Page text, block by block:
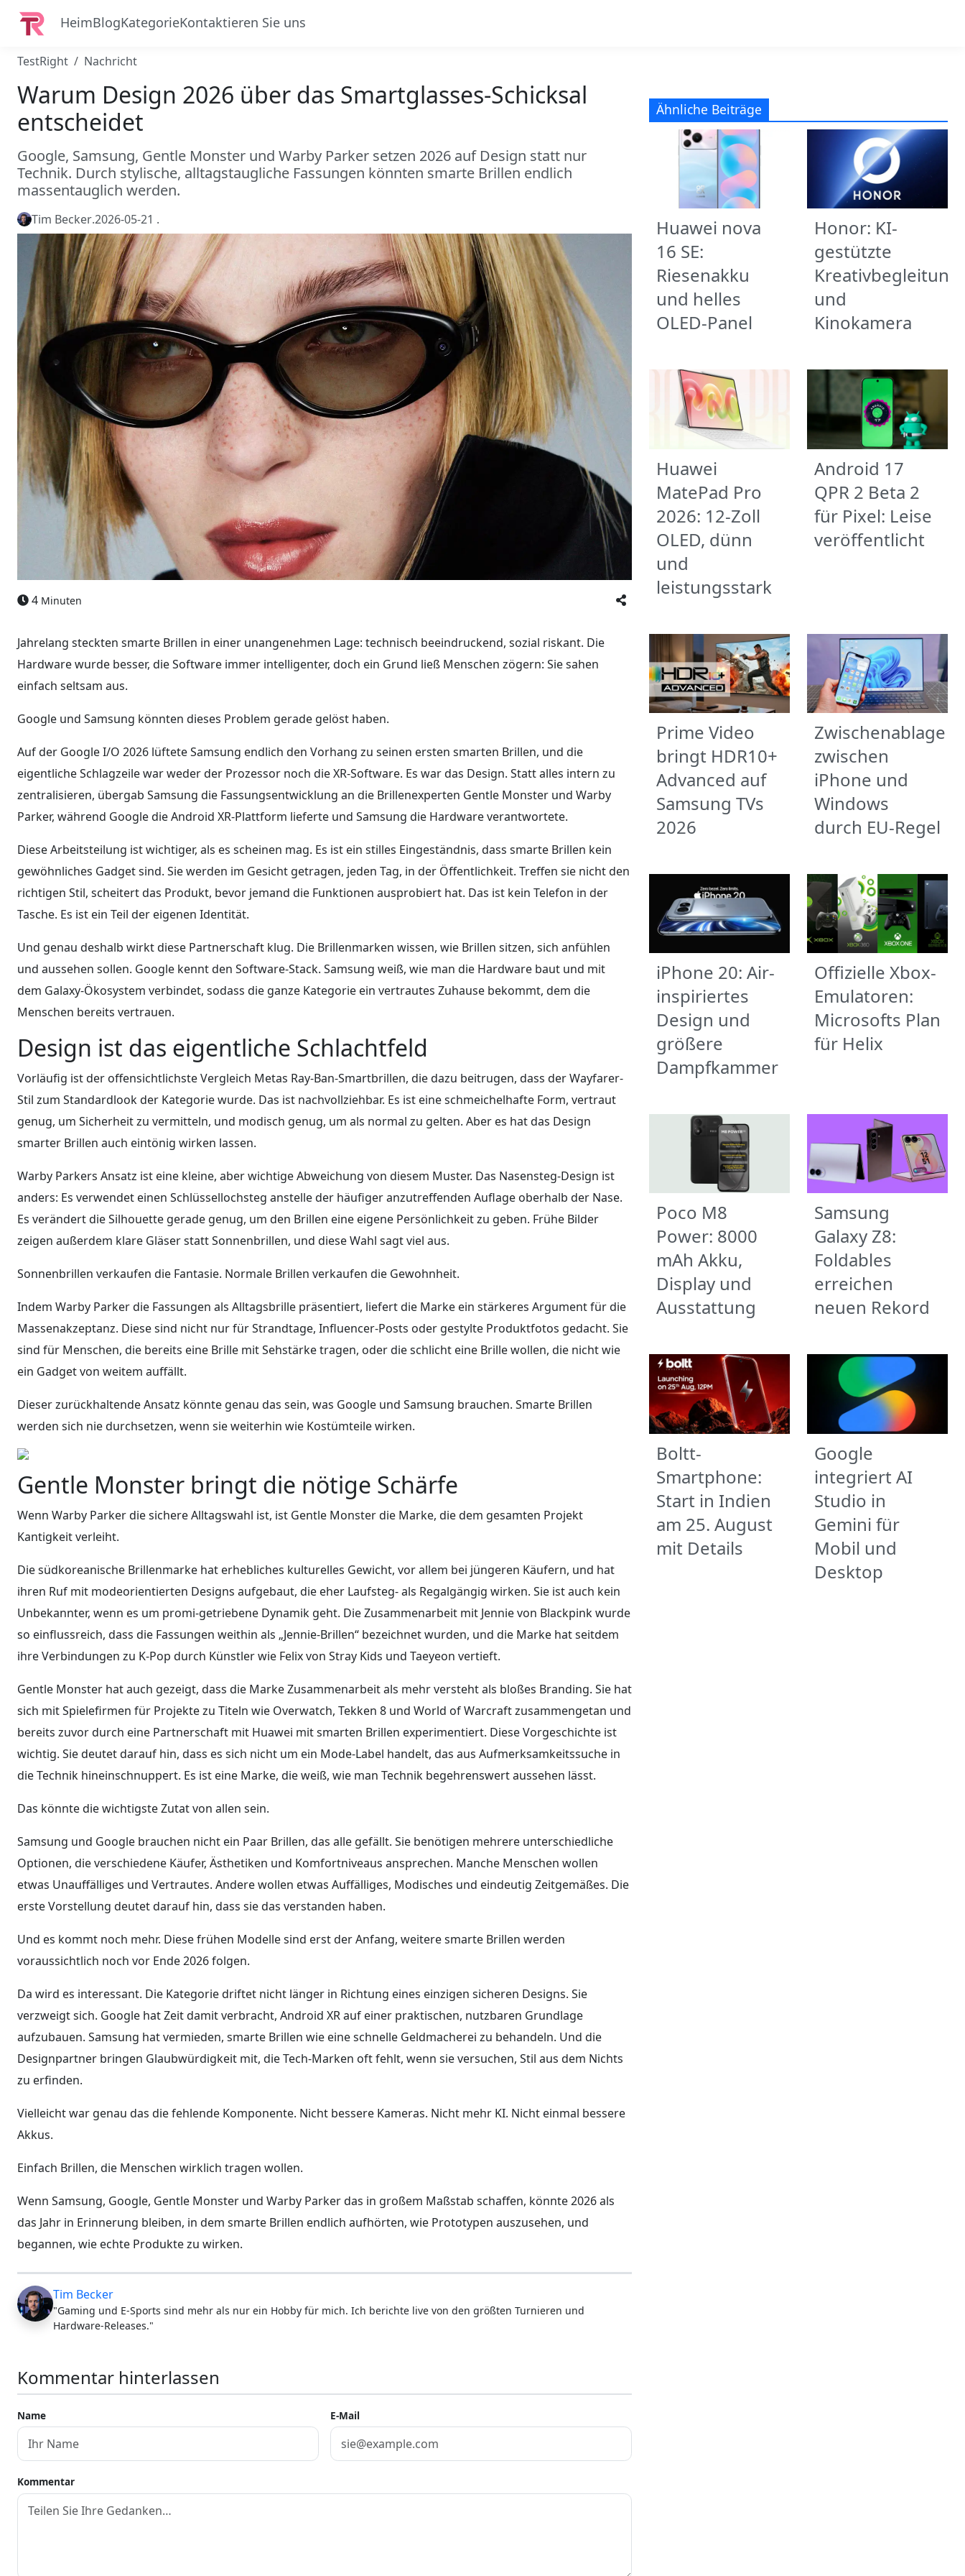
HeimBlogKategorieKontaktieren Sie uns
TestRight Nachricht
Warum Design 2026 über das Smartglasses-Schicksal
entscheidet
Google, Samsung, Gentle Monster und Warby Parker setzen 2026 auf Design statt nur
Technik. Durch stylische, alltagstaugliche Fassungen könnten smarte Brillen endlich
massentauglich werden.
Tim Becker.2026-05-21 .
4 Minuten
Jahrelang steckten smarte Brillen in einer unangenehmen Lage: technisch beeindruckend, sozial riskant. Die
Hardware wurde besser, die Software immer intelligenter, doch ein Grund ließ Menschen zögern: Sie sahen
einfach seltsam aus.
Google und Samsung könnten dieses Problem gerade gelöst haben.
Auf der Google I/O 2026 lüftete Samsung endlich den Vorhang zu seinen ersten smarten Brillen, und die
eigentliche Schlagzeile war weder der Prozessor noch die XR-Software. Es war das Design. Statt alles intern zu
zentralisieren, übergab Samsung die Fassungsentwicklung an die Brillenexperten Gentle Monster und Warby
Parker, während Google die Android XR-Plattform lieferte und Samsung die Hardware verantwortete.
Diese Arbeitsteilung ist wichtiger, als es scheinen mag. Es ist ein stilles Eingeständnis, dass smarte Brillen kein
gewöhnliches Gadget sind. Sie werden im Gesicht getragen, jeden Tag, in der Öffentlichkeit. Treffen sie nicht den
richtigen Stil, scheitert das Produkt, bevor jemand die Funktionen ausprobiert hat. Das ist kein Telefon in der
Tasche. Es ist ein Teil der eigenen Identität.
Und genau deshalb wirkt diese Partnerschaft klug. Die Brillenmarken wissen, wie Brillen sitzen, sich anfühlen
und aussehen sollen. Google kennt den Software-Stack. Samsung weiß, wie man die Hardware baut und mit
dem Galaxy-Ökosystem verbindet, sodass die ganze Kategorie ein vertrautes Zuhause bekommt, dem die
Menschen bereits vertrauen.
Design ist das eigentliche Schlachtfeld
Vorläufig ist der offensichtlichste Vergleich Metas Ray-Ban-Smartbrillen, die dazu beitrugen, dass der Wayfarer-
Stil zum Standardlook der Kategorie wurde. Das ist nachvollziehbar. Es ist eine schmeichelhafte Form, vertraut
genug, um Sicherheit zu vermitteln, und modisch genug, um als normal zu gelten. Aber es hat das Design
smarter Brillen auch eintönig wirken lassen.
Warby Parkers Ansatz ist eine kleine, aber wichtige Abweichung von diesem Muster. Das Nasensteg-Design ist
anders: Es verwendet einen Schlüssellochsteg anstelle der häufiger anzutreffenden Auflage oberhalb der Nase.
Es verändert die Silhouette gerade genug, um den Brillen eine eigene Persönlichkeit zu geben. Frühe Bilder
zeigen außerdem klare Gläser statt Sonnenbrillen, und diese Wahl sagt viel aus.
Sonnenbrillen verkaufen die Fantasie. Normale Brillen verkaufen die Gewohnheit.
Indem Warby Parker die Fassungen als Alltagsbrille präsentiert, liefert die Marke ein stärkeres Argument für die
Massenakzeptanz. Diese sind nicht nur für Strandtage, Influencer-Posts oder gestylte Produktfotos gedacht. Sie
sind für Menschen, die bereits eine Brille mit Sehstärke tragen, oder die schlicht eine Brille wollen, die nicht wie
ein Gadget von weitem auffällt.
Dieser zurückhaltende Ansatz könnte genau das sein, was Google und Samsung brauchen. Smarte Brillen
werden sich nie durchsetzen, wenn sie weiterhin wie Kostümteile wirken.
Gentle Monster bringt die nötige Schärfe
Wenn Warby Parker die sichere Alltagswahl ist, ist Gentle Monster die Marke, die dem gesamten Projekt
Kantigkeit verleiht.
Die südkoreanische Brillenmarke hat erhebliches kulturelles Gewicht, vor allem bei jüngeren Käufern, und hat
ihren Ruf mit modeorientierten Designs aufgebaut, die eher Laufsteg- als Regalgängig wirken. Sie ist auch kein
Unbekannter, wenn es um promi-getriebene Dynamik geht. Die Zusammenarbeit mit Jennie von Blackpink wurde
so einflussreich, dass die Fassungen weithin als „Jennie-Brillen“ bezeichnet wurden, und die Marke hat seitdem
ihre Verbindungen zu K-Pop durch Künstler wie Felix von Stray Kids und Taeyeon vertieft.
Gentle Monster hat auch gezeigt, dass die Marke Zusammenarbeit als mehr versteht als bloßes Branding. Sie hat
sich mit Spielefirmen für Projekte zu Titeln wie Overwatch, Tekken 8 und World of Warcraft zusammengetan und
bereits zuvor durch eine Partnerschaft mit Huawei mit smarten Brillen experimentiert. Diese Vorgeschichte ist
wichtig. Sie deutet darauf hin, dass es sich nicht um ein Mode-Label handelt, das aus Aufmerksamkeitssuche in
die Technik hineinschnuppert. Es ist eine Marke, die weiß, wie man Technik begehrenswert aussehen lässt.
Das könnte die wichtigste Zutat von allen sein.
Samsung und Google brauchen nicht ein Paar Brillen, das alle gefällt. Sie benötigen mehrere unterschiedliche
Optionen, die verschiedene Käufer, Ästhetiken und Komfortniveaus ansprechen. Manche Menschen wollen
etwas Unauffälliges und Vertrautes. Andere wollen etwas Auffälliges, Modisches und eindeutig Zeitgemäßes. Die
erste Vorstellung deutet darauf hin, dass sie das verstanden haben.
Und es kommt noch mehr. Diese frühen Modelle sind erst der Anfang, weitere smarte Brillen werden
voraussichtlich noch vor Ende 2026 folgen.
Da wird es interessant. Die Kategorie driftet nicht länger in Richtung eines einzigen sicheren Designs. Sie
verzweigt sich. Google hat Zeit damit verbracht, Android XR auf einer praktischen, nutzbaren Grundlage
aufzubauen. Samsung hat vermieden, smarte Brillen wie eine schnelle Geldmacherei zu behandeln. Und die
Designpartner bringen Glaubwürdigkeit mit, die Tech-Marken oft fehlt, wenn sie versuchen, Stil aus dem Nichts
zu erfinden.
Vielleicht war genau das die fehlende Komponente. Nicht bessere Kameras. Nicht mehr KI. Nicht einmal bessere
Akkus.
Einfach Brillen, die Menschen wirklich tragen wollen.
Wenn Samsung, Google, Gentle Monster und Warby Parker das in großem Maßstab schaffen, könnte 2026 als
das Jahr in Erinnerung bleiben, in dem smarte Brillen endlich aufhörten, wie Prototypen auszusehen, und
begannen, wie echte Produkte zu wirken.
Tim Becker
"Gaming und E-Sports sind mehr als nur ein Hobby für mich. Ich berichte live von den größten Turnieren und
Hardware-Releases."
Kommentar hinterlassen
Name E-Mail
Kommentar
Ähnliche Beiträge
Huawei nova
16 SE:
Riesenakku
und helles
OLED-Panel
Honor: KI-
gestützte
Kreativbegleitung
und
Kinokamera
Huawei
MatePad Pro
2026: 12-Zoll
OLED, dünn
und
leistungsstark
Android 17
QPR 2 Beta 2
für Pixel: Leise
veröffentlicht
Prime Video
bringt HDR10+
Advanced auf
Samsung TVs
2026
Zwischenablage
zwischen
iPhone und
Windows
durch EU-Regel
iPhone 20: Air-
inspiriertes
Design und
größere
Dampfkammer
Offizielle Xbox-
Emulatoren:
Microsofts Plan
für Helix
Poco M8
Power: 8000
mAh Akku,
Display und
Ausstattung
Samsung
Galaxy Z8:
Foldables
erreichen
neuen Rekord
Boltt-
Smartphone:
Start in Indien
am 25. August
mit Details
Google
integriert AI
Studio in
Gemini für
Mobil und
Desktop